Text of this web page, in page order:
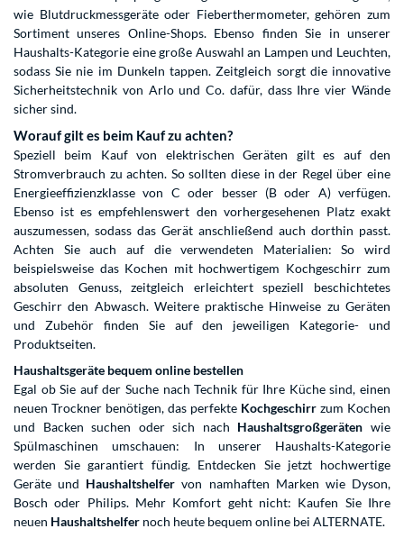
wie Blutdruckmessgeräte oder Fieberthermometer, gehören zum
Sortiment unseres Online-Shops. Ebenso finden Sie in unserer
Haushalts-Kategorie eine große Auswahl an Lampen und Leuchten,
sodass Sie nie im Dunkeln tappen. Zeitgleich sorgt die innovative
Sicherheitstechnik von Arlo und Co. dafür, dass Ihre vier Wände
sicher sind.
Worauf gilt es beim Kauf zu achten?
Speziell beim Kauf von elektrischen Geräten gilt es auf den
Stromverbrauch zu achten. So sollten diese in der Regel über eine
Energieeffizienzklasse von C oder besser (B oder A) verfügen.
Ebenso ist es empfehlenswert den vorhergesehenen Platz exakt
auszumessen, sodass das Gerät anschließend auch dorthin passt.
Achten Sie auch auf die verwendeten Materialien: So wird
beispielsweise das Kochen mit hochwertigem Kochgeschirr zum
absoluten Genuss, zeitgleich erleichtert speziell beschichtetes
Geschirr den Abwasch. Weitere praktische Hinweise zu Geräten
und Zubehör finden Sie auf den jeweiligen Kategorie- und
Produktseiten.
Haushaltsgeräte bequem online bestellen
Egal ob Sie auf der Suche nach Technik für Ihre Küche sind, einen
neuen Trockner benötigen, das perfekte Kochgeschirr zum Kochen
und Backen suchen oder sich nach Haushaltsgroßgeräten wie
Spülmaschinen umschauen: In unserer Haushalts-Kategorie
werden Sie garantiert fündig. Entdecken Sie jetzt hochwertige
Geräte und Haushaltshelfer von namhaften Marken wie Dyson,
Bosch oder Philips. Mehr Komfort geht nicht: Kaufen Sie Ihre
neuen Haushaltshelfer noch heute bequem online bei ALTERNATE.